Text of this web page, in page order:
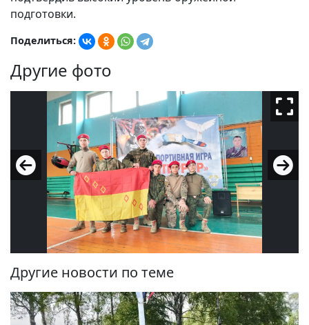
подготовки.
Поделиться:
Другие фото
Другие новости по теме